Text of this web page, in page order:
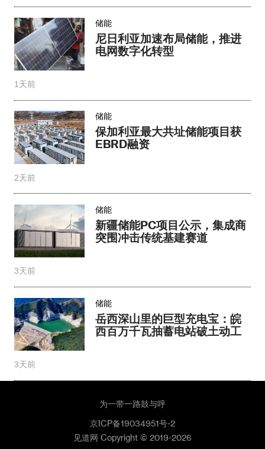
储能
尼日利亚加速布局储能，推进
电网数字化转型
1天前
储能
保加利亚最大共址储能项目获
EBRD融资
2天前
储能
新疆储能PC项目公示，集成商
突围冲击传统基建赛道​
3天前
储能
岳西深山里的巨型充电宝：皖
西百万千瓦抽蓄电站破土动工
3天前
为一带一路鼓与呼
京ICP备19034951号-2
见道网 Copyright © 2019-2026